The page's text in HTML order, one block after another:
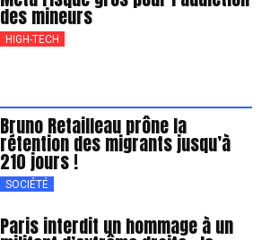
des mineurs
HIGH-TECH
Bruno Retailleau prône la
rétention des migrants jusqu’à
210 jours !
SOCIÉTÉ
Paris interdit un hommage à un